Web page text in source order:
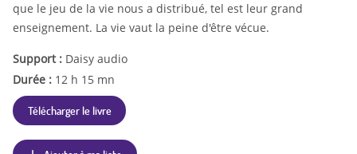
que le jeu de la vie nous a distribué, tel est leur grand
enseignement. La vie vaut la peine d'être vécue.
Support : Daisy audio
Durée : 12 h 15 mn
Télécharger le livre